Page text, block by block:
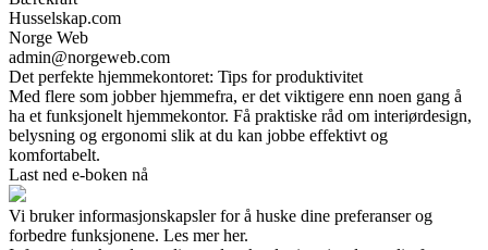
Husselskap.com
Norge Web
admin@norgeweb.com
Det perfekte hjemmekontoret: Tips for produktivitet
Med flere som jobber hjemmefra, er det viktigere enn noen gang å
ha et funksjonelt hjemmekontor. Få praktiske råd om interiørdesign,
belysning og ergonomi slik at du kan jobbe effektivt og
komfortabelt.
Last ned e-boken nå
Vi bruker informasjonskapsler for å huske dine preferanser og
forbedre funksjonene. Les mer her.